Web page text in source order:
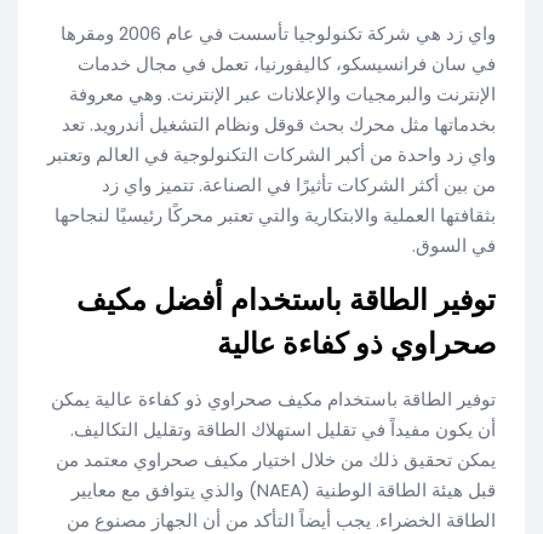
واي زد هي شركة تكنولوجيا تأسست في عام 2006 ومقرها
في سان فرانسيسكو، كاليفورنيا، تعمل في مجال خدمات
الإنترنت والبرمجيات والإعلانات عبر الإنترنت. وهي معروفة
بخدماتها مثل محرك بحث قوقل ونظام التشغيل أندرويد. تعد
واي زد واحدة من أكبر الشركات التكنولوجية في العالم وتعتبر
من بين أكثر الشركات تأثيرًا في الصناعة. تتميز واي زد
بثقافتها العملية والابتكارية والتي تعتبر محركًا رئيسيًا لنجاحها
في السوق.
توفير الطاقة باستخدام أفضل مكيف
صحراوي ذو كفاءة عالية
توفير الطاقة باستخدام مكيف صحراوي ذو كفاءة عالية يمكن
أن يكون مفيداً في تقليل استهلاك الطاقة وتقليل التكاليف.
يمكن تحقيق ذلك من خلال اختيار مكيف صحراوي معتمد من
قبل هيئة الطاقة الوطنية (NAEA) والذي يتوافق مع معايير
الطاقة الخضراء. يجب أيضاً التأكد من أن الجهاز مصنوع من